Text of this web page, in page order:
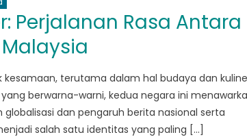
yang
Kampung
Indonesia
dan
Malaysia
Perjalanan Rasa Antara
terutama dalam hal budaya dan
berwarna-warni, kedua negara ini
dan pengaruh berita nasional serta
salah satu identitas yang paling […]